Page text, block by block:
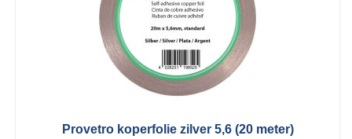
Provetro koperfolie zilver 5,6 (20 meter)